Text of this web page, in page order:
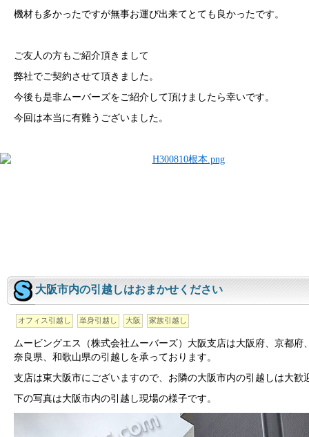
機材も多かったですが無事お運び出来てとても良かったです。
ご友人の方もご紹介頂きまして
弊社でご契約させて頂きました。
今後も是非ムーバーズをご紹介して頂けましたら幸いです。
今回は本当に有難うございました。
大阪市内の引越しはおまかせください
オフィス引越し 単身引越し 大阪 家族引越し
ムービングエス（株式会社ムーバーズ）大阪支店は大阪府、京都府
奈良県、和歌山県の引越しを承っております。
支店は東大阪市にございますので、お隣の大阪市内の引越しは大歓
下の写真は大阪市内の引越し現場の様子です。